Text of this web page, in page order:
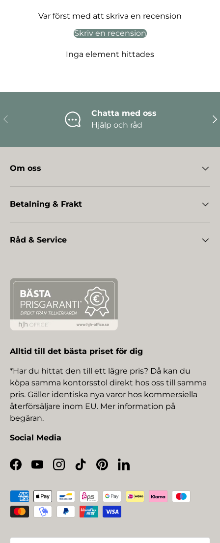
Var först med att skriva en recension
Skriv en recension
Inga element hittades
Föregående
Chatta med oss
Hjälp och råd
Om oss
Betalning & Frakt
Råd & Service
Alltid till det bästa priset för dig
*Har du hittat den till ett lägre pris? Då kan du
köpa samma kontorsstol direkt hos oss till samma
pris. Gäller identiska nya varor hos kommersiella
återförsäljare inom EU. Mer information på
begäran.
Social Media
Facebook
YouTubeInstagram
TikTokPinterestLinkedIn
Betalningsmetoder